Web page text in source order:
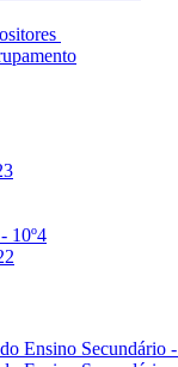
10º4
Ensino Secundário -